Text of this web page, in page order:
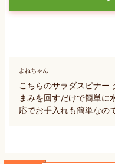
よねちゃん
こちらのサラダスピナー
まみを回すだけで簡単に
応でお手入れも簡単なの